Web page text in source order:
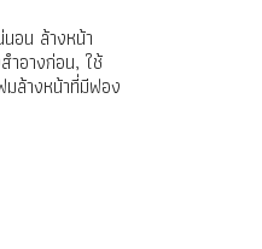
อน ล้างหน้า
ำอางก่อน, ใช้
ล้างหน้าที่มีฟอง